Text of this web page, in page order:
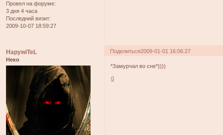
Провел на форуме:
3 дня 4 часа
Последний визит:
2009-10-07 18:59:27
Поделиться2009-01-01 16:06:27
HapywiTeL
Неко
*Замурчал во сне*))))
0